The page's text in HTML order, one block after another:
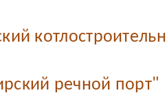
речной порт"